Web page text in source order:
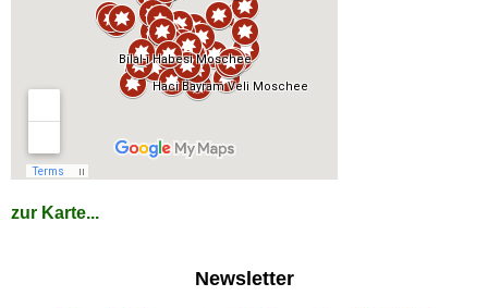
zur Karte...
Newsletter